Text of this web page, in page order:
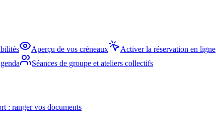
Aperçu de vos créneaux Activer la réservation en ligne
Séances de groupe et ateliers collectifs
: ranger vos documents